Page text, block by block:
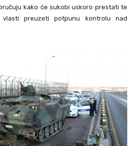
kako će sukobi uskoro prestati te
preuzeti potpunu kontrolu nad